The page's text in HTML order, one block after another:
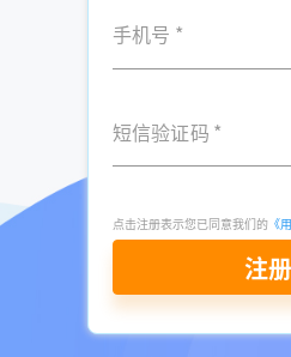
有什么软件可以找客户
全国中小企业名录信息
2022- 了解更多：
客套企
手机号 *
短信验证码 *
点击注册表示您已同意我们的 《
注册